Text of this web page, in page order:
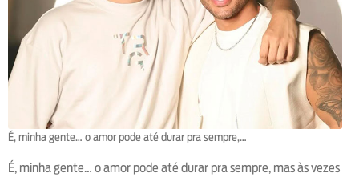
É, minha gente… o amor pode até durar pra sempre,…
É, minha gente… o amor pode até durar pra sempre, mas às vezes